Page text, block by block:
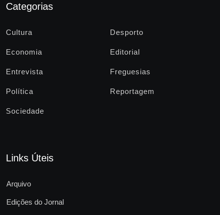
Categorias
Cultura Desporto
Economia Editorial
Entrevista Freguesias
Política Reportagem
Sociedade
Links Úteis
Arquivo
Edições do Jornal